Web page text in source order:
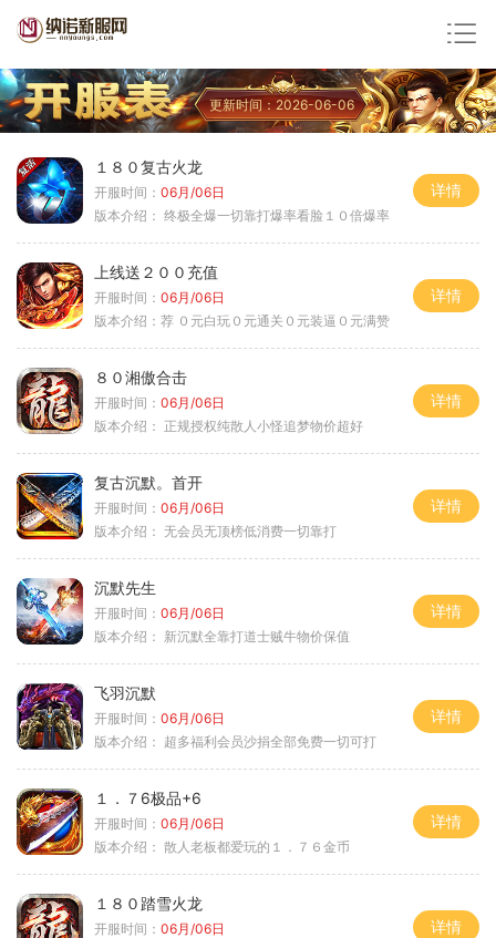
更新时间：2026-06-06
１８０复古火龙
开服时间： 06月/06日
版本介绍： 终极全爆一切靠打爆率看脸１０倍爆率
详情
上线送２００充值
开服时间： 06月/06日
版本介绍： 荐 ０元白玩０元通关０元装逼０元满赞
详情
８０湘傲合击
开服时间： 06月/06日
版本介绍： 正规授权纯散人小怪追梦物价超好
详情
复古沉默。首开
开服时间： 06月/06日
版本介绍： 无会员无顶榜低消费一切靠打
详情
沉默先生
开服时间： 06月/06日
版本介绍： 新沉默全靠打道士贼牛物价保值
详情
飞羽沉默
开服时间： 06月/06日
版本介绍： 超多福利会员沙捐全部免费一切可打
详情
１．７6极品+6
开服时间： 06月/06日
版本介绍： 散人老板都爱玩的１．７６金币
详情
１８０踏雪火龙
开服时间： 06月/06日
详情